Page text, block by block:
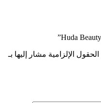
الحقول الإلزامية مشار إليها بـ